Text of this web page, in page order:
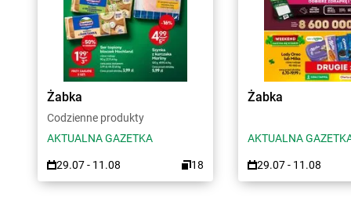
Żabka
Codzienne produkty
AKTUALNA GAZETKA
29.07 - 11.08 18
Żabka
AKTUALNA
29.07 - 11.08